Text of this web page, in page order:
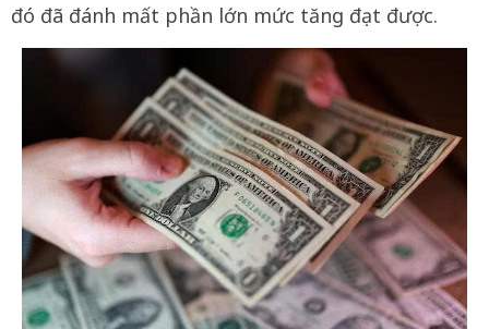
đó đã đánh mất phần lớn mức tăng đạt được.